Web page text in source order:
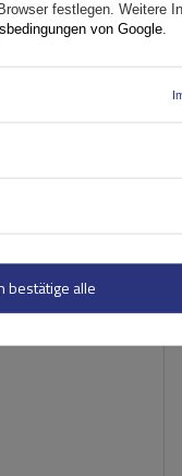
AERO
festlegen. Weitere
von Google
bestätige alle